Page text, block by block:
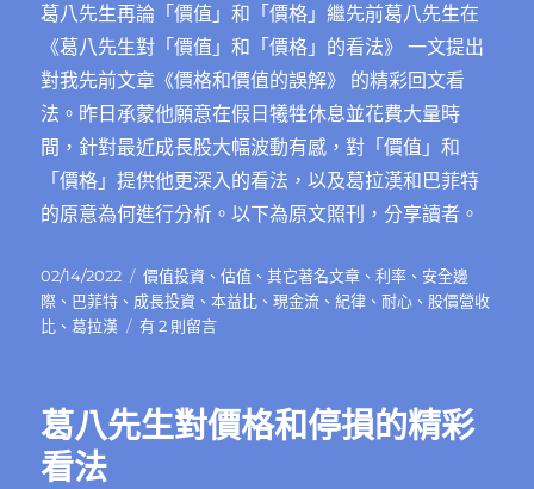
葛八先生再論「價值」和「價格」繼先前葛八先生在
《葛八先生對「價值」和「價格」的看法》 一文提出
對我先前文章《價格和價值的誤解》 的精彩回文看
法。昨日承蒙他願意在假日犧牲休息並花費大量時
間，針對最近成長股大幅波動有感，對「價值」和
「價格」提供他更深入的看法，以及葛拉漢和巴菲特
的原意為何進行分析。以下為原文照刊，分享讀者。
發
佈
日
02/14/2022
分
類
價值投資 、估值 、其它著名文章 、利率 、 安全邊
際 、 巴菲特 、 成長投資 、本益比 、現金流 、紀律 、耐心 、 股價營收
比 、 葛拉漢
在
生
有 2 則留言
葛八先生對價格和停損的精彩
看法